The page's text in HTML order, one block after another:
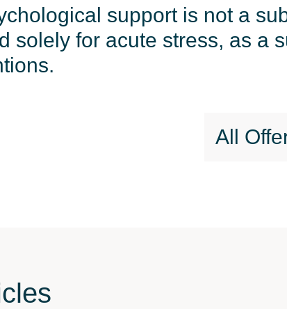
support is not a
solely for acute stress, as a
All